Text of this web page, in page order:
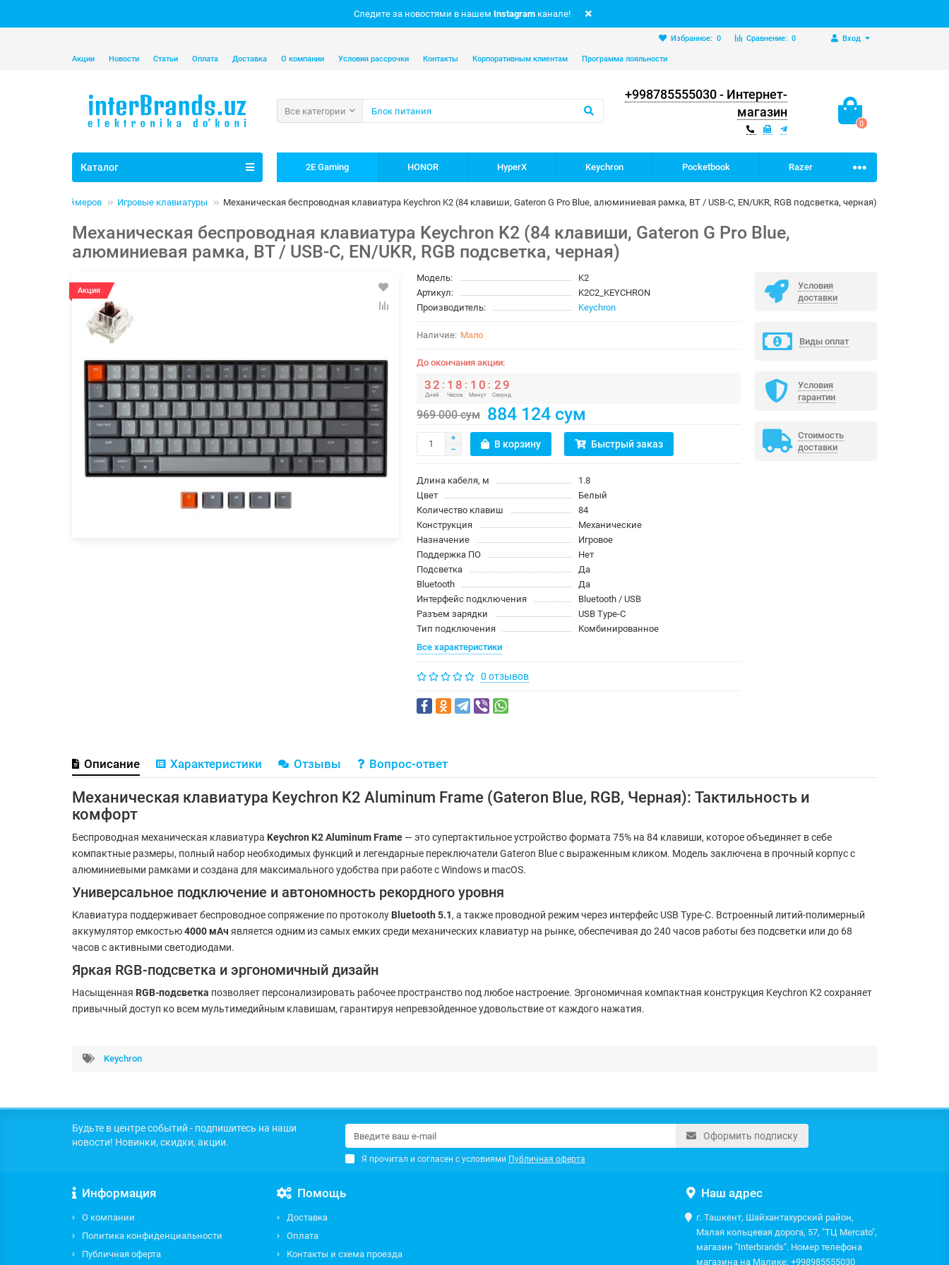
Следите за новостями в нашем Instagram канале!
Вход
Сравнение: 0
Избранное: 0
Акции Новости Статьи Оплата Доставка О компании Условия рассрочки Контакты Корпоративным клиентам Программа лояльности
+998785555030 - Интернет-
магазин
0
Все категории
Каталог 2E Gaming HONOR HyperX Keychron Pocketbook Razer
Товары для геймеров Игровые клавиатуры Механическая беспроводная клавиатура Keychron K2 (84 клавиши, Gateron G Pro Blue, алюминиевая рамка, BT / USB-C, EN/UKR, RGB подсветка, черная)
Механическая беспроводная клавиатура Keychron K2 (84 клавиши, Gateron G Pro Blue,
алюминиевая рамка, BT / USB-C, EN/UKR, RGB подсветка, черная)
Акция
Модель:
K2
Артикул:
K2C2_KEYCHRON
Производитель:
Keychron
Мало
До окончания акции:
32
Дней
: 1 8
Часов
: 1 0
Минут
: 29
Секунд
969 000 сум 884 124 сум
В корзину Быстрый заказ
Длина кабеля, м
1.8
Цвет
Белый
Количество клавиш
84
Конструкция
Механические
Назначение
Игровое
Поддержка ПО
Нет
Подсветка
Да
Bluetooth
Да
Интерфейс подключения
Bluetooth / USB
Разъем зарядки
USB Type-C
Тип подключения
Комбинированное
Все характеристики
0 отзывов
Условия
доставки
Виды оплат
Условия
гарантии
Стоимость
доставки
Описание Характеристики Отзывы Вопрос-ответ
Механическая клавиатура Keychron K2 Aluminum Frame (Gateron Blue, RGB, Черная): Тактильность и
комфорт
Беспроводная механическая клавиатура Keychron K2 Aluminum Frame — это супертактильное устройство формата 75% на 84 клавиши, которое объединяет в себе
компактные размеры, полный набор необходимых функций и легендарные переключатели Gateron Blue с выраженным кликом. Модель заключена в прочный корпус с
алюминиевыми рамками и создана для максимального удобства при работе с Windows и macOS.
Универсальное подключение и автономность рекордного уровня
Клавиатура поддерживает беспроводное сопряжение по протоколу Bluetooth 5.1, а также проводной режим через интерфейс USB Type-C. Встроенный литий-полимерный
аккумулятор емкостью4000 мАч является одним из самых емких среди механических клавиатур на рынке, обеспечивая до 240 часов работы без подсветки или до 68
часов с активными светодиодами.
Яркая RGB-подсветка и эргономичный дизайн
Насыщенная RGB-подсветка позволяет персонализировать рабочее пространство под любое настроение. Эргономичная компактная конструкция Keychron K2 сохраняет
привычный доступ ко всем мультимедийным клавишам, гарантируя непревзойденное удовольствие от каждого нажатия.
Keychron
Будьте в центре событий - подпишитесь на наши
новости! Новинки, скидки, акции.
Оформить подписку
Я прочитал и согласен с условиями Публичная оферта
Информация
О компании
Политика конфиденциальности
Публичная оферта
Помощь
Доставка
Оплата
Контакты и схема проезда
Наш адрес
г. Ташкент, Шайхантахурский район,
Малая кольцевая дорога, 57, "ТЦ Mercato",
магазин "Interbrands". Номер телефона
магазина на Малике: +998985555030